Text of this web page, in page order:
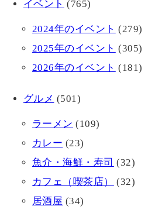
イベント (765)
2024年のイベント (279)
2025年のイベント (305)
2026年のイベント (181)
グルメ (501)
ラーメン (109)
カレー (23)
魚介・海鮮・寿司 (32)
カフェ（喫茶店）
(32)
居酒屋 (34)